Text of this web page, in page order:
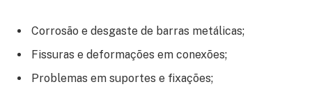
Corrosão e desgaste de barras metálicas;
Fissuras e deformações em conexões;
Problemas em suportes e fixações;